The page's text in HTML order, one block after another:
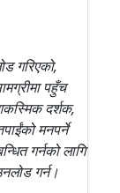
गरिएको,
पहुँच
आकस्मिक दर्शक,
मनपर्ने
गर्नको लागि
गर्न।